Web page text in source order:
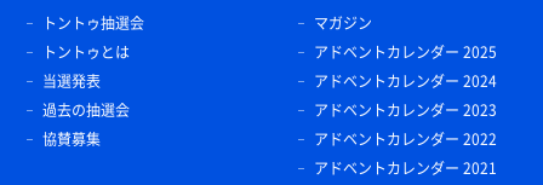
トントゥ抽選会
トントゥとは
当選発表
過去の抽選会
協賛募集
マガジン
アドベントカレンダー 2025
アドベントカレンダー 2024
アドベントカレンダー 2023
アドベントカレンダー 2022
アドベントカレンダー 2021